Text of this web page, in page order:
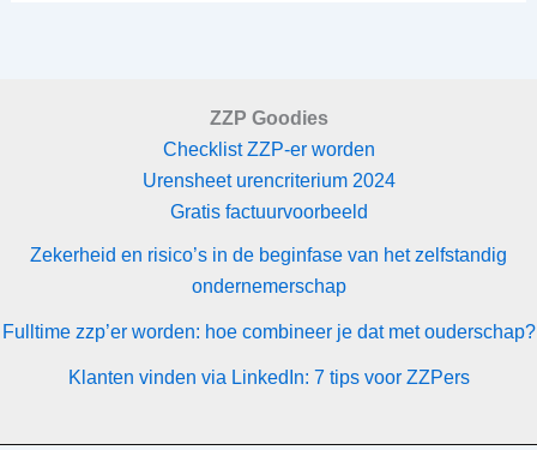
ZZP Goodies
Checklist ZZP-er worden
Urensheet urencriterium 2024
Gratis factuurvoorbeeld
Zekerheid en risico’s in de beginfase van het zelfstandig
ondernemerschap
Fulltime zzp’er worden: hoe combineer je dat met ouderschap?
Klanten vinden via LinkedIn: 7 tips voor ZZPers